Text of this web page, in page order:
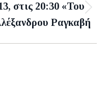
στις 20:30 «Του
Ραγκαβή